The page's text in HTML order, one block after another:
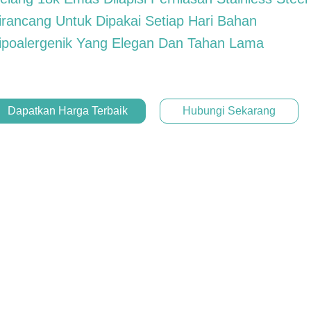
Untuk Dipakai Setiap Hari Bahan
Yang Elegan Dan Tahan Lama
Dapatkan Harga Terbaik Hubungi Sekarang